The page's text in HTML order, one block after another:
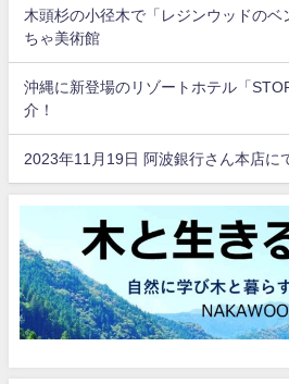
木頭杉の小径木で「レジンウッドのベ
ちゃ美術館
沖縄に新登場のリゾートホテル「
介！
2023年11月19日 阿波銀行さん本店に